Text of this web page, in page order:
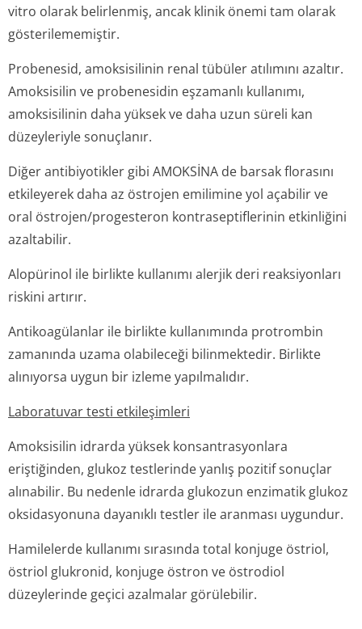
vitro olarak belirlenmiş, ancak klinik önemi tam olarak
gösterilememiştir.
Probenesid, amoksisilinin renal tübüler atılımını azaltır.
Amoksisilin ve probenesidin eşzamanlı kullanımı,
amoksisilinin daha yüksek ve daha uzun süreli kan
düzeyleriyle sonuçlanır.
Diğer antibiyotikler gibi AMOKSİNA de barsak florasını
etkileyerek daha az östrojen emilimine yol açabilir ve
oral östrojen/proges­teron kontraseptiflerinin etkinliğini
azaltabilir.
Alopürinol ile birlikte kullanımı alerjik deri reaksiyonları
riskini artırır.
Antikoagülanlar ile birlikte kullanımında protrombin
zamanında uzama olabileceği bilinmektedir. Birlikte
alınıyorsa uygun bir izleme yapılmalıdır.
Laboratuvar testi etkileşimleri
Amoksisilin idrarda yüksek konsantrasyonlara
eriştiğinden, glukoz testlerinde yanlış pozitif sonuçlar
alınabilir. Bu nedenle idrarda glukozun enzimatik glukoz
oksidasyonuna dayanıklı testler ile aranması uygundur.
Hamilelerde kullanımı sırasında total konjuge östriol,
östriol glukronid, konjuge östron ve östrodiol
düzeylerinde geçici azalmalar görülebilir.